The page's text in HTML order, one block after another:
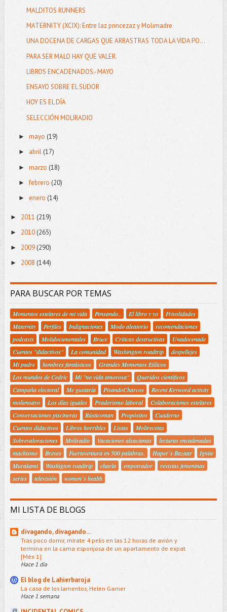
MALDITOS RUNNERS
MATERNITY (XCIX): Entre laz princezaz y Molimadre
UNA DOCENA DE CARGAS QUE ARRASTRAS TODA LA VIDA PO...
PARA SER MALO HAY QUE VALER.
LIBROS ENCADENADOS.- MAYO
ENSAYO SOBRE EL SUDOR
HOY ES EL DÍA
SELECCIÓN MOLIRADIO
► mayo (19)
► abril(17)
► marzo (18)
►febrero (20)
► enero (14)
► 2011 (219)
► 2010 (265)
► 2009(290)
► 2008 (144)
PARA BUSCAR POR TEMAS
Momentos estelares de mi vida Pensando.. El libro y yo
Frivolidades
Maternity
Perfiles Indignaciones Modo aleatorio
recomendaciones
podcasts
Molidocumentales Bruce Criticas destructivas
Unadocenade
Cuentos "didactivos"
La comunidad Washington roadtrip
despellejes
Mi padre
hombres fantásticos
Grandes Momentos Etílicos
Los mundos de Cedric
Mi "no vida amorosa"
Queridos científicos
Campaña electoral
Me gustaría PisandoCharcos
Recent Keyword activity
moliensayo
Los días iguales Praderismo laboral
Colaboraciones estelares
Conversaciones piscineras
Rústicoman Propósitos
Cuaderno
Cuentos didactivos
Libros horribles Listas
Molirecetas
Sobrevaloraciones
Moliradio Vacaciones alsacianas
lecturas encadenadas
machismo
Breves Fuerteventura en 500 palabras. Haper´s Bazaar
Ignite
Murakami
Washigton roadtrip charla empotrador
revistas femeninas
series
televisión women´s health
MI LISTA DE BLOGS
divagando, divagando...
Tras poco domir, mírate 4 pelis en las 12 horas de avión y
termina en la cama esponjosa de un apartamento de expat
[Méx 1]
Hace 1 día
El blog de Lahierbaroja
La casa de los lamentos, Helen Garner
Hace 1 semana